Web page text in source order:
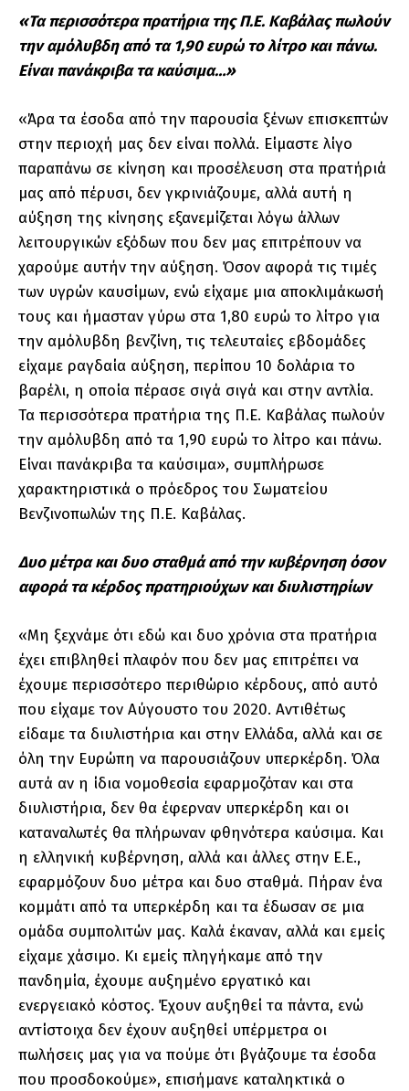
«Τα περισσότερα πρατήρια της Π.Ε. Καβάλας πωλούν
την αμόλυβδη από τα 1,90 ευρώ το λίτρο και πάνω.
Είναι πανάκριβα τα καύσιμα…»
«Άρα τα έσοδα από την παρουσία ξένων επισκεπτών
στην περιοχή μας δεν είναι πολλά. Είμαστε λίγο
παραπάνω σε κίνηση και προσέλευση στα πρατήριά
μας από πέρυσι, δεν γκρινιάζουμε, αλλά αυτή η
αύξηση της κίνησης εξανεμίζεται λόγω άλλων
λειτουργικών εξόδων που δεν μας επιτρέπουν να
χαρούμε αυτήν την αύξηση. Όσον αφορά τις τιμές
των υγρών καυσίμων, ενώ είχαμε μια αποκλιμάκωσή
τους και ήμασταν γύρω στα 1,80 ευρώ το λίτρο για
την αμόλυβδη βενζίνη, τις τελευταίες εβδομάδες
είχαμε ραγδαία αύξηση, περίπου 10 δολάρια το
βαρέλι, η οποία πέρασε σιγά σιγά και στην αντλία.
Τα περισσότερα πρατήρια της Π.Ε. Καβάλας πωλούν
την αμόλυβδη από τα 1,90 ευρώ το λίτρο και πάνω.
Είναι πανάκριβα τα καύσιμα», συμπλήρωσε
χαρακτηριστικά ο πρόεδρος του Σωματείου
Βενζινοπωλών της Π.Ε. Καβάλας.
Δυο μέτρα και δυο σταθμά από την κυβέρνηση όσον
αφορά τα κέρδος πρατηριούχων και διυλιστηρίων
«Μη ξεχνάμε ότι εδώ και δυο χρόνια στα πρατήρια
έχει επιβληθεί πλαφόν που δεν μας επιτρέπει να
έχουμε περισσότερο περιθώριο κέρδους, από αυτό
που είχαμε τον Αύγουστο του 2020. Αντιθέτως
είδαμε τα διυλιστήρια και στην Ελλάδα, αλλά και σε
όλη την Ευρώπη να παρουσιάζουν υπερκέρδη. Όλα
αυτά αν η ίδια νομοθεσία εφαρμοζόταν και στα
διυλιστήρια, δεν θα έφερναν υπερκέρδη και οι
καταναλωτές θα πλήρωναν φθηνότερα καύσιμα. Και
η ελληνική κυβέρνηση, αλλά και άλλες στην Ε.Ε.,
εφαρμόζουν δυο μέτρα και δυο σταθμά. Πήραν ένα
κομμάτι από τα υπερκέρδη και τα έδωσαν σε μια
ομάδα συμπολιτών μας. Καλά έκαναν, αλλά και εμείς
είχαμε χάσιμο. Κι εμείς πληγήκαμε από την
πανδημία, έχουμε αυξημένο εργατικό και
ενεργειακό κόστος. Έχουν αυξηθεί τα πάντα, ενώ
αντίστοιχα δεν έχουν αυξηθεί υπέρμετρα οι
πωλήσεις μας για να πούμε ότι βγάζουμε τα έσοδα
που προσδοκούμε», επισήμανε καταληκτικά ο